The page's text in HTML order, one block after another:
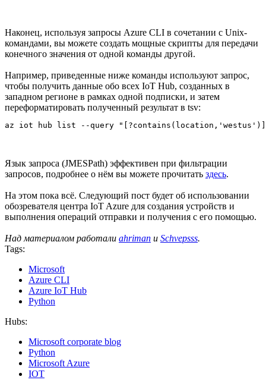
Наконец, используя запросы Azure CLI в сочетании с Unix-
командами, вы можете создать мощные скрипты для передачи
конечного значения от одной команды другой.
Например, приведенные ниже команды используют запрос,
чтобы получить данные обо всех IoT Hub, созданных в
западном регионе в рамках одной подписки, и затем
переформатировать полученный результат в tsv:
az iot hub list --query
Язык запроса (JMESPath) эффективен при фильтрации
запросов, подробнее о нём вы можете прочитать здесь.
На этом пока всё. Следующий пост будет об использовании
обозревателя центра IoT Azure для создания устройств и
выполнения операций отправки и получения с его помощью.
Над материалом работали ahriman и Schvepsss.
Tags:
Microsoft
Azure CLI
Azure IoT Hub
Python
Hubs:
Microsoft corporate blog
Python
Microsoft Azure
IOT